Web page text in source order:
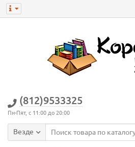
(812)9533325
Пн-Пят, с 11:00 до 20:00
Везде